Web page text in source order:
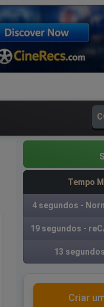
Tempo
4 segundos -
19 segundos -
13
Criar